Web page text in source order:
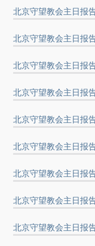
北京守望教会主日报
北京守望教会主日报
北京守望教会主日报
北京守望教会主日报
北京守望教会主日报
北京守望教会主日报
北京守望教会主日报
北京守望教会主日报
北京守望教会主日报